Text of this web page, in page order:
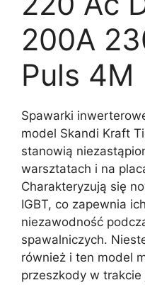
200A
Puls 4M
Spawarki
model Skandi Kraft
stanowią
warsztatach i na
Charakteryzują się
IGBT, co zapewnia
niezawodność
spawalniczych.
również i ten model
przeszkody w